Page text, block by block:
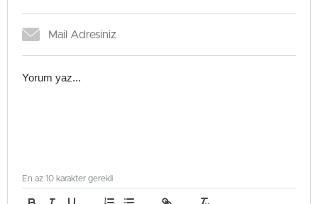
En az 10 karakter gerekli